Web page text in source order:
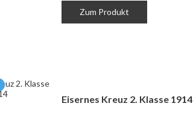
Zum Produkt
Eisernes Kreuz 2. Klasse 1914